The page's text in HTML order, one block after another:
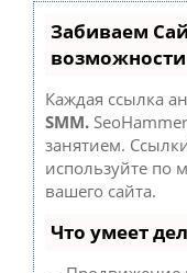
Забиваем
возможности
Каждая ссылка
SMM.
занятием.
используйте по
вашего сайта.
Что умеет